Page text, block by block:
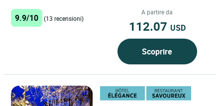
9.9/10 (13 recensioni)
A partire da
112.07 USD
Scoprire